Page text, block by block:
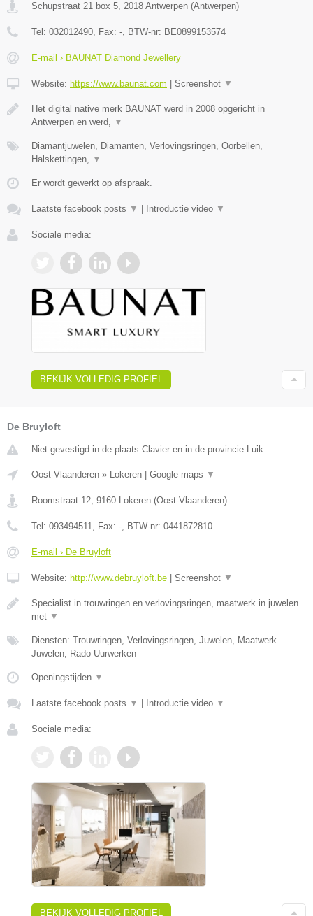
Schupstraat 21 box 5, 2018 Antwerpen (Antwerpen)
Tel: 032012490, Fax: -, BTW-nr: BE0899153574
E-mail › BAUNAT Diamond Jewellery
Website: https://www.baunat.com Screenshot ▼
Het digital native merk BAUNAT werd in 2008 opgericht in
Antwerpen en werd, ▼
Diamantjuwelen, Diamanten, Verlovingsringen, Oorbellen,
Halskettingen, ▼
Er wordt gewerkt op afspraak.
Laatste facebook posts ▼ Introductie video ▼
Sociale media:
BEKIJK VOLLEDIG PROFIEL
De Bruyloft
Niet gevestigd in de plaats Clavier en in de provincie Luik.
Oost-Vlaanderen » Lokeren Google maps ▼
Roomstraat 12, 9160 Lokeren (Oost-Vlaanderen)
Tel: 093494511, Fax: -, BTW-nr: 0441872810
E-mail › De Bruyloft
Website: http://www.debruyloft.be Screenshot ▼
Specialist in trouwringen en verlovingsringen, maatwerk in juwelen
met ▼
Diensten: Trouwringen, Verlovingsringen, Juwelen, Maatwerk
Juwelen, Rado Uurwerken
Openingstijden ▼
Laatste facebook posts ▼ Introductie video ▼
Sociale media:
BEKIJK VOLLEDIG PROFIEL